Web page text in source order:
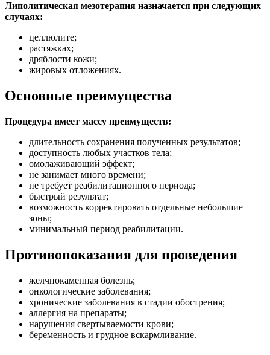
Липолитическая мезотерапия назначается при следующих
случаях:
целлюлите;
растяжках;
дряблости кожи;
жировых отложениях.
Основные преимущества
Процедура имеет массу преимуществ:
длительность сохранения полученных результатов;
доступность любых участков тела;
омолаживающий эффект;
не занимает много времени;
не требует реабилитационного периода;
быстрый результат;
возможность корректировать отдельные небольшие
зоны;
минимальный период реабилитации.
Противопоказания для проведения
желчнокаменная болезнь;
онкологические заболевания;
хронические заболевания в стадии обострения;
аллергия на препараты;
нарушения свертываемости крови;
беременность и грудное вскармливание.